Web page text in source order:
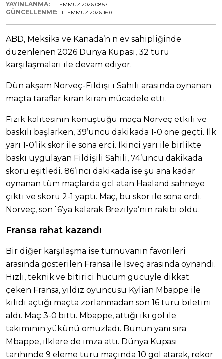
YAYINLANMA: 1 TEMMUZ 2026 08:57
GÜNCELLENME: 1 TEMMUZ 2026 16:01
ABD, Meksika ve Kanada’nın ev sahipliğinde
düzenlenen 2026 Dünya Kupası, 32 turu
karşılaşmaları ile devam ediyor.
Dün akşam Norveç-Fildişili Sahili arasında oynanan
maçta taraflar kıran kıran mücadele etti.
Fizik kalitesinin konuştuğu maça Norveç etkili ve
baskılı başlarken, 39’uncu dakikada 1-0 öne geçti. İlk
yarı 1-0’lik skor ile sona erdi. İkinci yarı ile birlikte
baskı uygulayan Fildişili Sahili, 74’üncü dakikada
skoru eşitledi. 86’ıncı dakikada ise şu ana kadar
oynanan tüm maçlarda gol atan Haaland sahneye
çıktı ve skoru 2-1 yaptı. Maç, bu skor ile sona erdi.
Norveç, son 16’ya kalarak Brezilya’nın rakibi oldu.
Fransa rahat kazandı
Bir diğer karşılaşma ise turnuvanın favorileri
arasında gösterilen Fransa ile İsveç arasında oynandı.
Hızlı, teknik ve bitirici hücum gücüyle dikkat
çeken Fransa, yıldız oyuncusu Kylian Mbappe ile
kilidi açtığı maçta zorlanmadan son 16 turu biletini
aldı. Maç 3-0 bitti. Mbappe, attığı iki gol ile
takımının yükünü omuzladı. Bunun yanı sıra
Mbappe, ilklere de imza attı. Dünya Kupası
tarihinde 9 eleme turu maçında 10 gol atarak, rekor